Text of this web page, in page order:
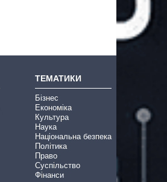
ТЕМАТИКИ
Бізнес
Економіка
Культура
Наука
Національна безпека
Політика
Право
Суспільство
Фінанси